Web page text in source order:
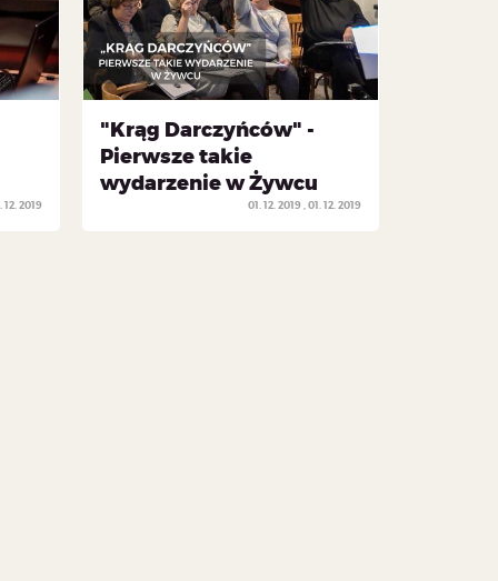
12. 2019
"Krąg Darczyńców" -
Pierwsze takie
wydarzenie w Żywcu
01. 12. 2019 01. 12. 2019